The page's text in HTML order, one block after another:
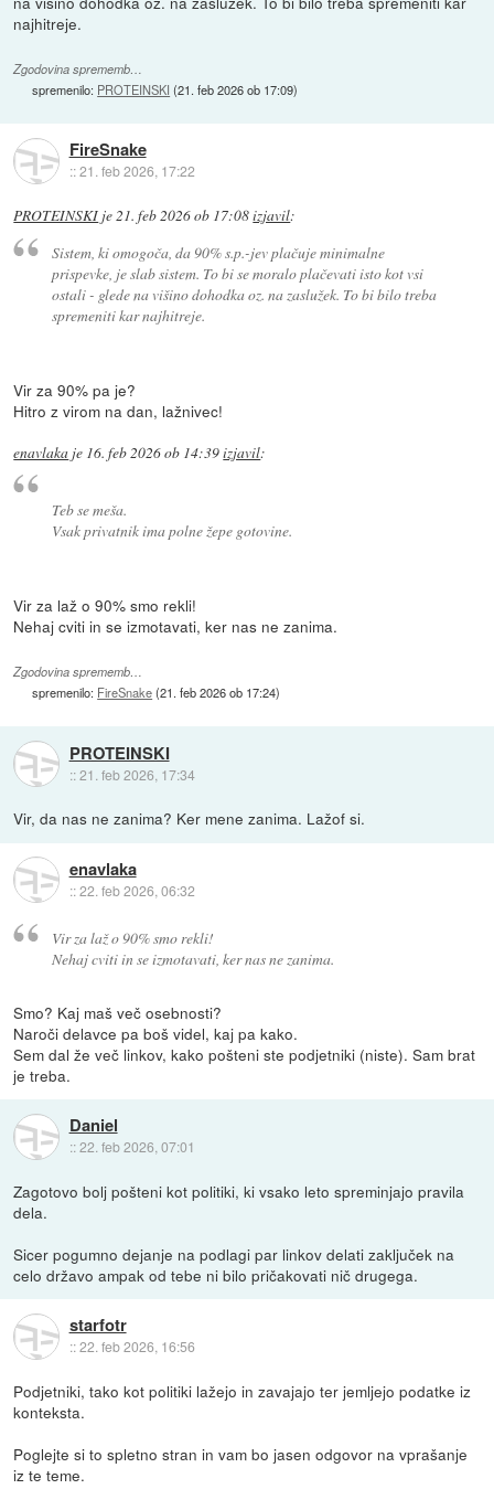
najhitreje.
Zgodovina sprememb…
spremenilo: PROTEINSKI (21. feb 2026 ob 17:09)
FireSnake
::21. feb 2026, 17:22
PROTEINSKI je21. feb 2026 ob 17:08izjavil:
Sistem, ki omogoča, da 90% s.p.-jev plačuje minimalne
prispevke, je slab sistem. To bi se moralo plačevati isto kot vsi
ostali - glede na višino dohodka oz. na zaslužek. To bi bilo treba
spremeniti kar najhitreje.
Vir za 90% pa je?
Hitro z virom na dan, lažnivec!
enavlaka je 16. feb 2026 ob 14:39izjavil:
Teb se meša.
Vsak privatnik ima polne žepe gotovine.
Vir za laž o 90% smo rekli!
Nehaj cviti in se izmotavati, ker nas ne zanima.
Zgodovina sprememb…
spremenilo: FireSnake(21. feb 2026 ob 17:24)
PROTEINSKI
::21. feb 2026, 17:34
Vir, da nas ne zanima? Ker mene zanima. Lažof si.
enavlaka
::22. feb 2026, 06:32
Vir za laž o 90% smo rekli!
Nehaj cviti in se izmotavati, ker nas ne zanima.
Smo? Kaj maš več osebnosti?
Naroči delavce pa boš videl, kaj pa kako.
Sem dal že več linkov, kako pošteni ste podjetniki (niste). Sam brat
je treba.
Daniel
::22. feb 2026, 07:01
Zagotovo bolj pošteni kot politiki, ki vsako leto spreminjajo pravila
dela.
Sicer pogumno dejanje na podlagi par linkov delati zaključek na
celo državo ampak od tebe ni bilo pričakovati nič drugega.
starfotr
::22. feb 2026, 16:56
Podjetniki, tako kot politiki lažejo in zavajajo ter jemljejo podatke iz
konteksta.
Poglejte si to spletno stran in vam bo jasen odgovor na vprašanje
iz te teme.